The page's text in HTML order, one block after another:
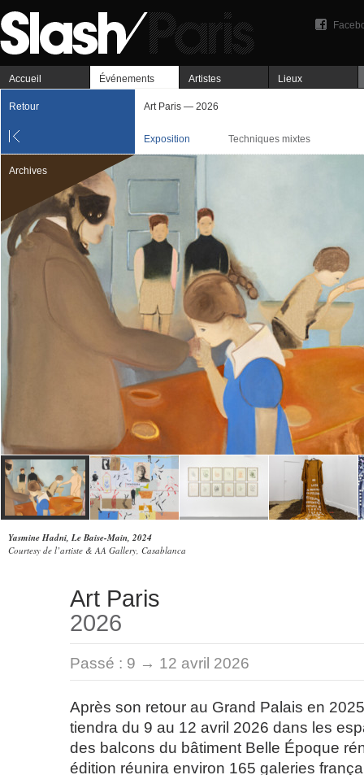
Accueil Événements Artistes Lieux
Retour Art Paris — 2026
Exposition Techniques mixtes
Archives
Yasmine Hadni, Le Baise-Main, 2024
Courtesy de l’artiste & AA Gallery, Casablanca
Art Paris
2026
Passé : 9 → 12 avril 2026
Après son retour au Grand Palais en
tiendra du 9 au 12 avril 2026 dans les
des balcons du bâtiment Belle Époque
édition réunira environ 165 galeries